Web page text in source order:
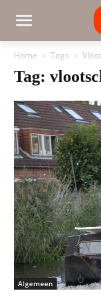
Home Tags
Tag:
Algemeen